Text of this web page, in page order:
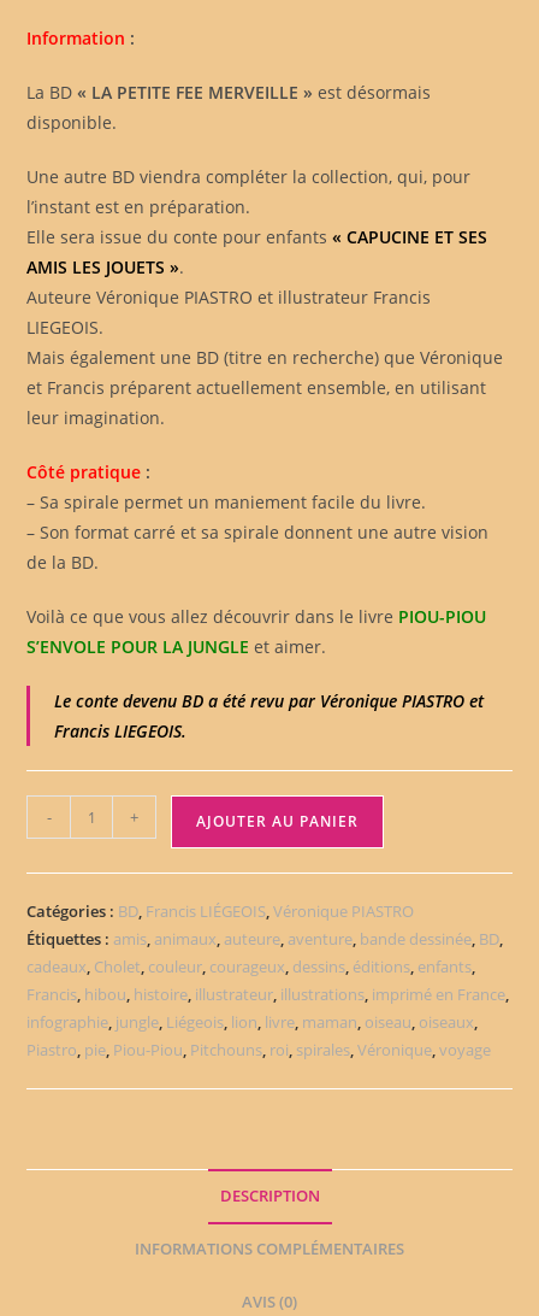
Information :
La BD« LA PETITE FEE MERVEILLE » est désormais
disponible.
Une autre BD viendra compléter la collection, qui, pour
l’instant est en préparation.
Elle sera issue du conte pour enfants« CAPUCINE ET SES
AMIS LES JOUETS ».
Auteure Véronique PIASTRO et illustrateur Francis
LIEGEOIS.
Mais également une BD (titre en recherche) que Véronique
et Francis préparent actuellement ensemble, en utilisant
leur imagination.
Côté pratique :
– Sa spirale permet un maniement facile du livre.
– Son format carré et sa spirale donnent une autre vision
de la BD.
Voilà ce que vous allez découvrir dans le livre PIOU-PIOU
S’ENVOLE POUR LA JUNGLE et aimer.
Le conte devenu BD a été revu par Véronique PIASTRO et
Francis LIEGEOIS.
- + AJOUTER AU PANIER
Catégories : BD, Francis LIÉGEOIS,Véronique PIASTRO
Étiquettes : amis, animaux, auteure, aventure, bande dessinée, BD,
cadeaux, Cholet, couleur, courageux, dessins, éditions, enfants,
Francis, hibou, histoire, illustrateur, illustrations, imprimé en France,
infographie, jungle, Liégeois, lion, livre, maman, oiseau, oiseaux,
Piastro, pie, Piou-Piou, Pitchouns, roi, spirales,Véronique,voyage
DESCRIPTION
INFORMATIONS COMPLÉMENTAIRES
AVIS (0)